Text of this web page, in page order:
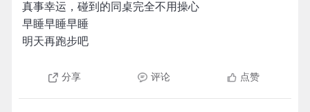
真事幸运，碰到的同桌完全不用操心
早睡早睡早睡
明天再跑步吧
分享 评论 点赞